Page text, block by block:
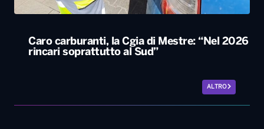
Caro carburanti, la Cgia di Mestre: “Nel 2026
rincari soprattutto al Sud”
ALTRO